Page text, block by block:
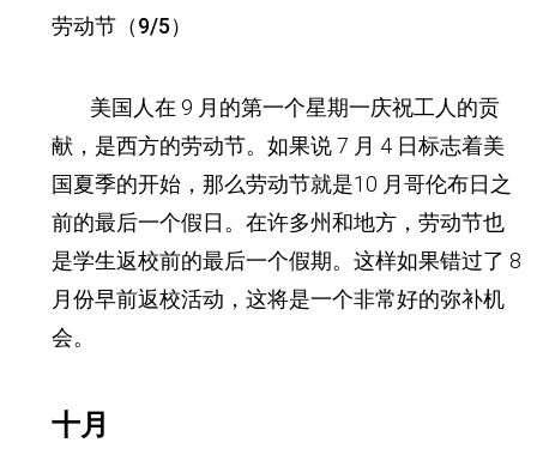
劳动节（9/5）
美国人在 9 月的第一个星期一庆祝工人的贡
献，是西方的劳动节。 如果说 7 月 4 日标志着美
国夏季的开始，那么劳动节就是10 月哥伦布日之
前的最后一个假日。 在许多州和地方，劳动节也
是学生返校前的最后一个假期。这样如果错过了 8
月份早前返校活动，这将是一个非常好的弥补机
会。
十月